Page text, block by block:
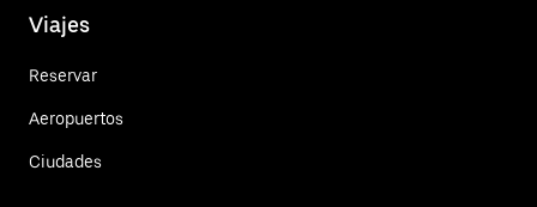
Viajes
Reservar
Aeropuertos
Ciudades